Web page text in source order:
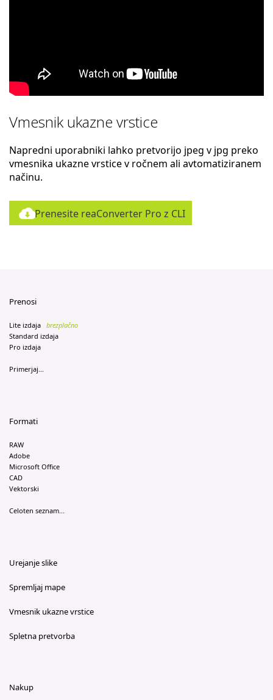
Vmesnik ukazne vrstice
Napredni uporabniki lahko pretvorijo jpeg v jpg preko
vmesnika ukazne vrstice v ročnem ali avtomatiziranem
načinu.
Prenesite reaConverter Pro z CLI
Prenosi
Lite izdaja brezplačno
Standard izdaja
Pro izdaja
Primerjaj...
Formati
RAW
Adobe
Microsoft Office
CAD
Vektorski
Celoten seznam...
Urejanje slike
Spremljaj mape
Vmesnik ukazne vrstice
Spletna pretvorba
Nakup